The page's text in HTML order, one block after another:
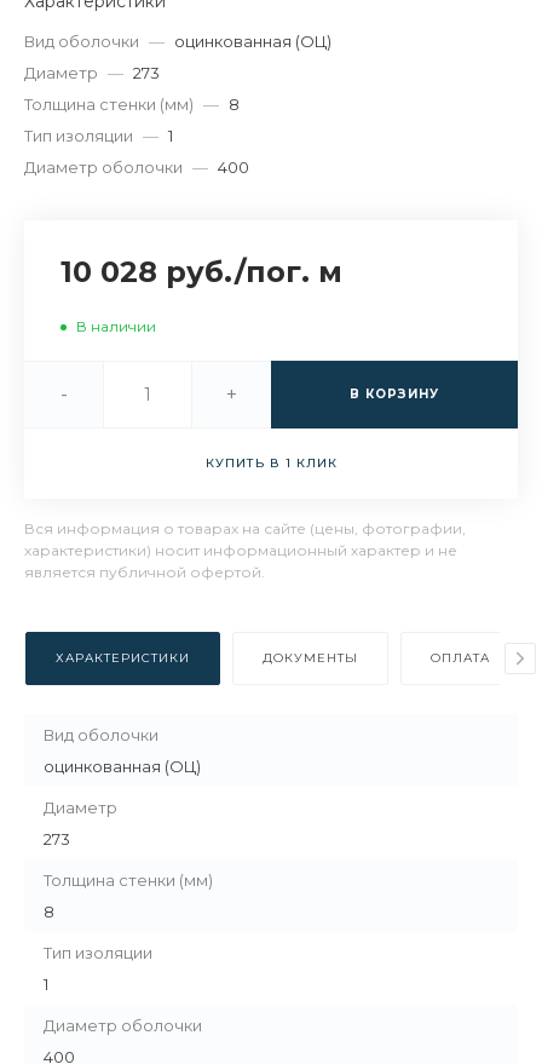
Вид оболочки — оцинкованная (ОЦ)
Диаметр — 273
Толщина стенки (мм) — 8
Тип изоляции — 1
Диаметр оболочки — 400
10 028 руб./пог. м
В наличии
- + В КОРЗИНУ
КУПИТЬ В 1 КЛИК
Вся информация о товарах на сайте (цены, фотографии,
характеристики) носит информационный характер и не
является публичной офертой.
ХАРАКТЕРИСТИКИ ДОКУМЕНТЫ ОПЛАТА
Вид оболочки
оцинкованная (ОЦ)
Диаметр
273
Толщина стенки (мм)
8
Тип изоляции
1
Диаметр оболочки
400